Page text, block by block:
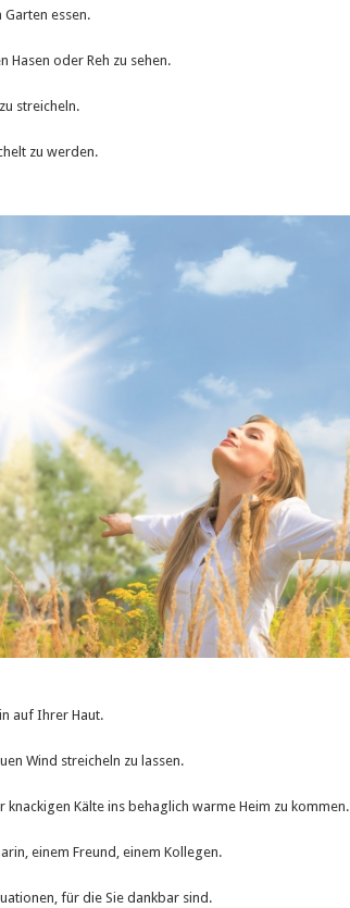
essen.
Hasen oder Reh zu sehen.
streicheln.
zu werden.
auf Ihrer Haut.
Wind streicheln zu lassen.
knackigen Kälte ins behaglich warme Heim zu kommen.
einem Freund, einem Kollegen.
für die Sie dankbar sind.